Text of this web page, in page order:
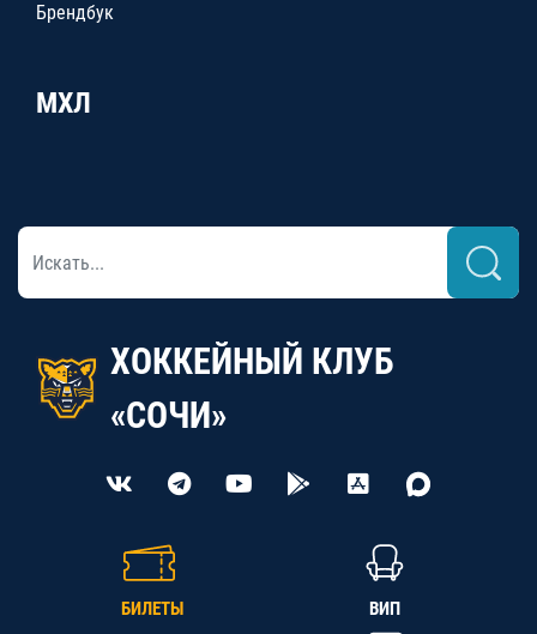
Брендбук
МХЛ
ХОККЕЙНЫЙ КЛУБ
«СОЧИ»
БИЛЕТЫ ВИП